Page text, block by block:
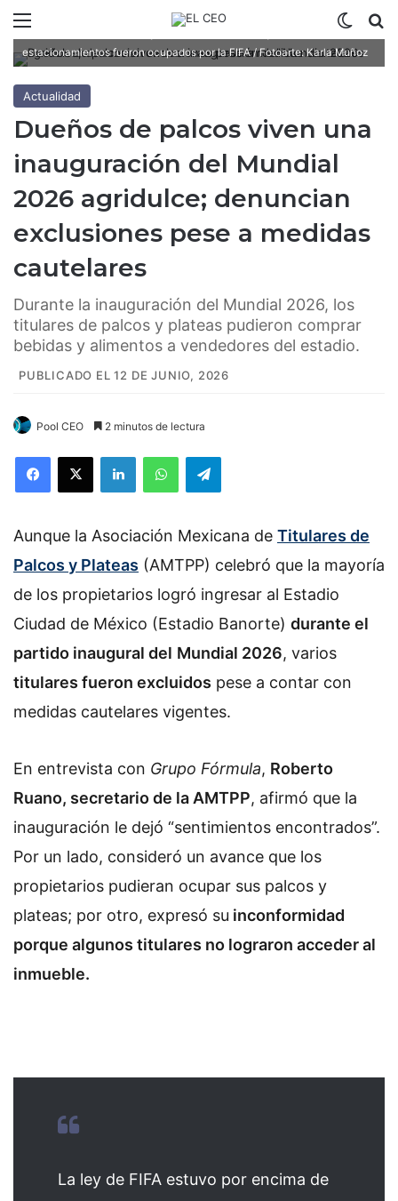
estacionamientos fueron ocupados por la FIFA / Fotoarte: Karla Muñoz
Actualidad
Dueños de palcos viven una
inauguración del Mundial
2026 agridulce; denuncian
exclusiones pese a medidas
cautelares
Durante la inauguración del Mundial 2026, los
titulares de palcos y plateas pudieron comprar
bebidas y alimentos a vendedores del estadio.
PUBLICADO EL 12 DE JUNIO, 2026
Pool CEO 2 minutos de lectura
Aunque la Asociación Mexicana de Titulares de
Palcos y Plateas (AMTPP) celebró que la mayoría
de los propietarios logró ingresar al Estadio
Ciudad de México (Estadio Banorte) durante el
partido inaugural del Mundial 2026, varios
titulares fueron excluidos pese a contar con
medidas cautelares vigentes.
En entrevista con Grupo Fórmula, Roberto
Ruano, secretario de la AMTPP, afirmó que la
inauguración le dejó “sentimientos encontrados”.
Por un lado, consideró un avance que los
propietarios pudieran ocupar sus palcos y
plateas; por otro, expresó su inconformidad
porque algunos titulares no lograron acceder al
inmueble.
La ley de FIFA estuvo por encima de